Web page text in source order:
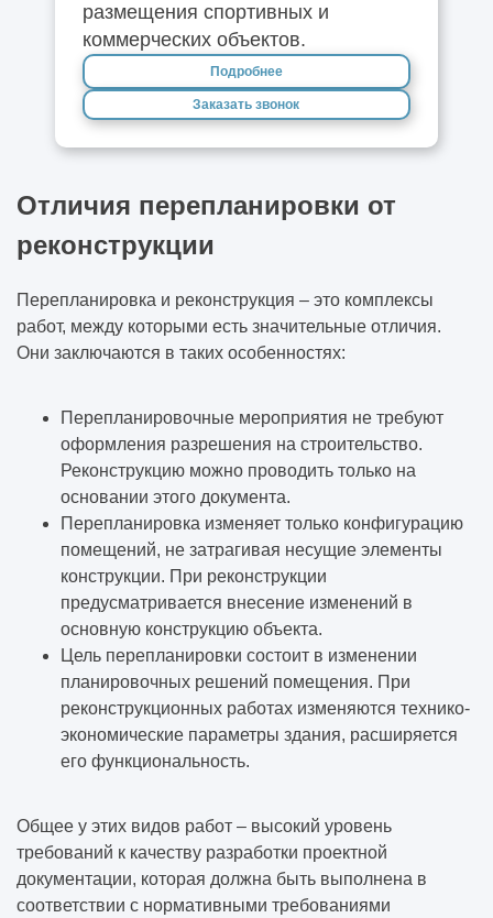
размещения спортивных и
коммерческих объектов.
Подробнее
Заказать звонок
Отличия перепланировки от
реконструкции
Перепланировка и реконструкция – это комплексы
работ, между которыми есть значительные отличия.
Они заключаются в таких особенностях:
Перепланировочные мероприятия не требуют
оформления разрешения на строительство.
Реконструкцию можно проводить только на
основании этого документа.
Перепланировка изменяет только конфигурацию
помещений, не затрагивая несущие элементы
конструкции. При реконструкции
предусматривается внесение изменений в
основную конструкцию объекта.
Цель перепланировки состоит в изменении
планировочных решений помещения. При
реконструкционных работах изменяются технико-
экономические параметры здания, расширяется
его функциональность.
Общее у этих видов работ – высокий уровень
требований к качеству разработки проектной
документации, которая должна быть выполнена в
соответствии с нормативными требованиями